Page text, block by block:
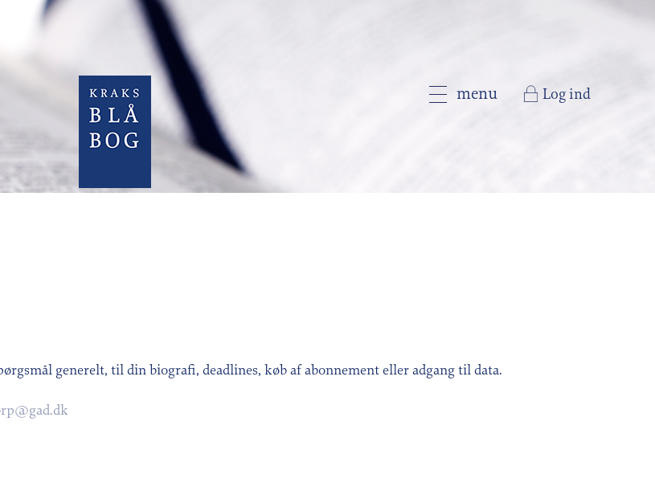
menu Log ind
generelt, til din biografi, deadlines, køb af abonnement eller adgang til data.